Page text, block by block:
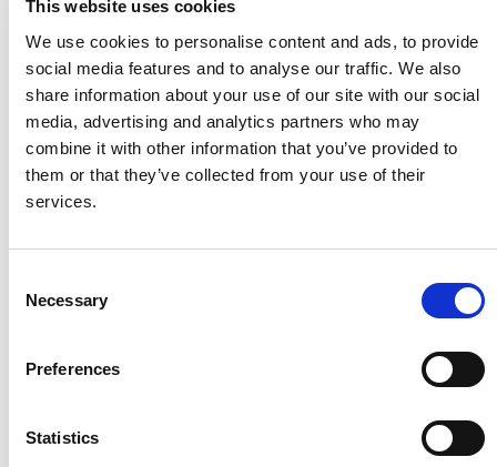
This website uses cookies
We use cookies to personalise content and ads, to provide
social media features and to analyse our traffic. We also
share information about your use of our site with our social
media, advertising and analytics partners who may
combine it with other information that you’ve provided to
them or that they’ve collected from your use of their
services.
Selection
Necessary
Preferences
Statistics
Tél. +39 040 3192473
press.office@fincantieri.it
Relations avec les investisseurs
Tél. +39 040 3192111
À propos de Comau
solutions durables d’automatisation avancée. Forte de 50
les entreprises de toutes tailles, dans presque tous les
secteurs industriels, à tirer parti de l’automatisation.